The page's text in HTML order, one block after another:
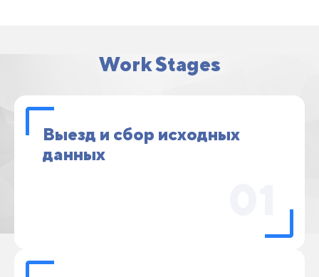
Work Stages
Выезд и сбор исходных
данных